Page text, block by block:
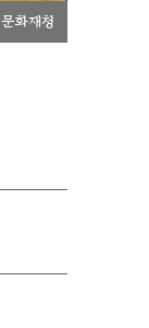
문화재청